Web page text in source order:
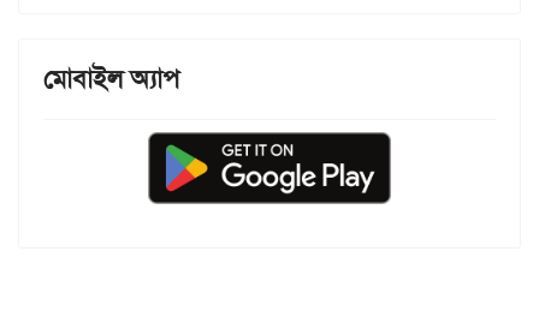
মোবাইল অ্যাপ